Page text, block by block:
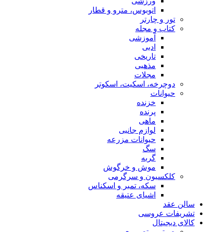
اتوبوس، مترو و قطار
تور و چارتر
کتاب و مجله
آموزشی
ادبی
تاریخی
مذهبی
مجلات
دوچرخه، اسکیت، اسکوتر
حیوانات
خزنده
پرنده
ماهی
لوازم جانبی
حیوانات مزرعه
سگ
گربه
موش و خرگوش
کلکسیون و سرگرمی
سکه، تمبر و اسکناس
اشیای عتیقه
سالن عقد
تشریفات عروسی
کالای دیجیتال